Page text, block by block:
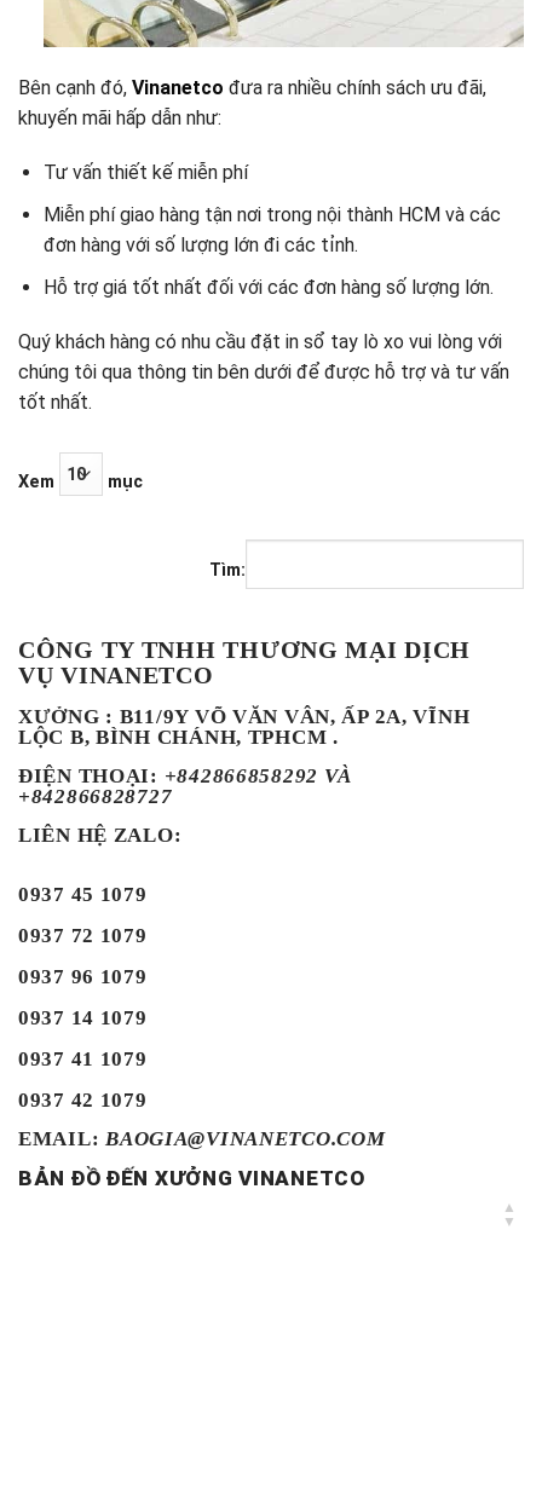
Bên cạnh đó, Vinanetco đưa ra nhiều chính sách ưu đãi,
khuyến mãi hấp dẫn như:
Tư vấn thiết kế miễn phí
Miễn phí giao hàng tận nơi trong nội thành HCM và các
đơn hàng với số lượng lớn đi các tỉnh.
Hỗ trợ giá tốt nhất đối với các đơn hàng số lượng lớn.
Quý khách hàng có nhu cầu đặt in sổ tay lò xo vui lòng với
chúng tôi qua thông tin bên dưới để được hỗ trợ và tư vấn
tốt nhất.
Xem mục
Tìm:
CÔNG TY TNHH THƯƠNG MẠI DỊCH
VỤ VINANETCO
XƯỞNG : B11/9Y VÕ VĂN VÂN, ẤP 2A, VĨNH
LỘC B, BÌNH CHÁNH, TPHCM .
ĐIỆN THOẠI: +842866858292 VÀ
+842866828727
LIÊN HỆ ZALO:
0937 45 1079
0937 72 1079
0937 96 1079
0937 14 1079
0937 41 1079
0937 42 1079
EMAIL: BAOGIA@VINANETCO.COM
BẢN ĐỒ ĐẾN XƯỞNG VINANETCO